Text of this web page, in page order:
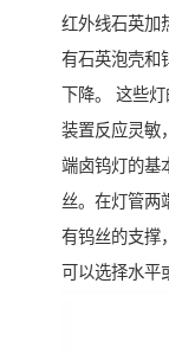
红外线石英加
有石英泡壳和
下降。 这些
装置反应灵敏
端卤钨灯的基
丝。在灯管两
有钨丝的支撑
可以选择水平